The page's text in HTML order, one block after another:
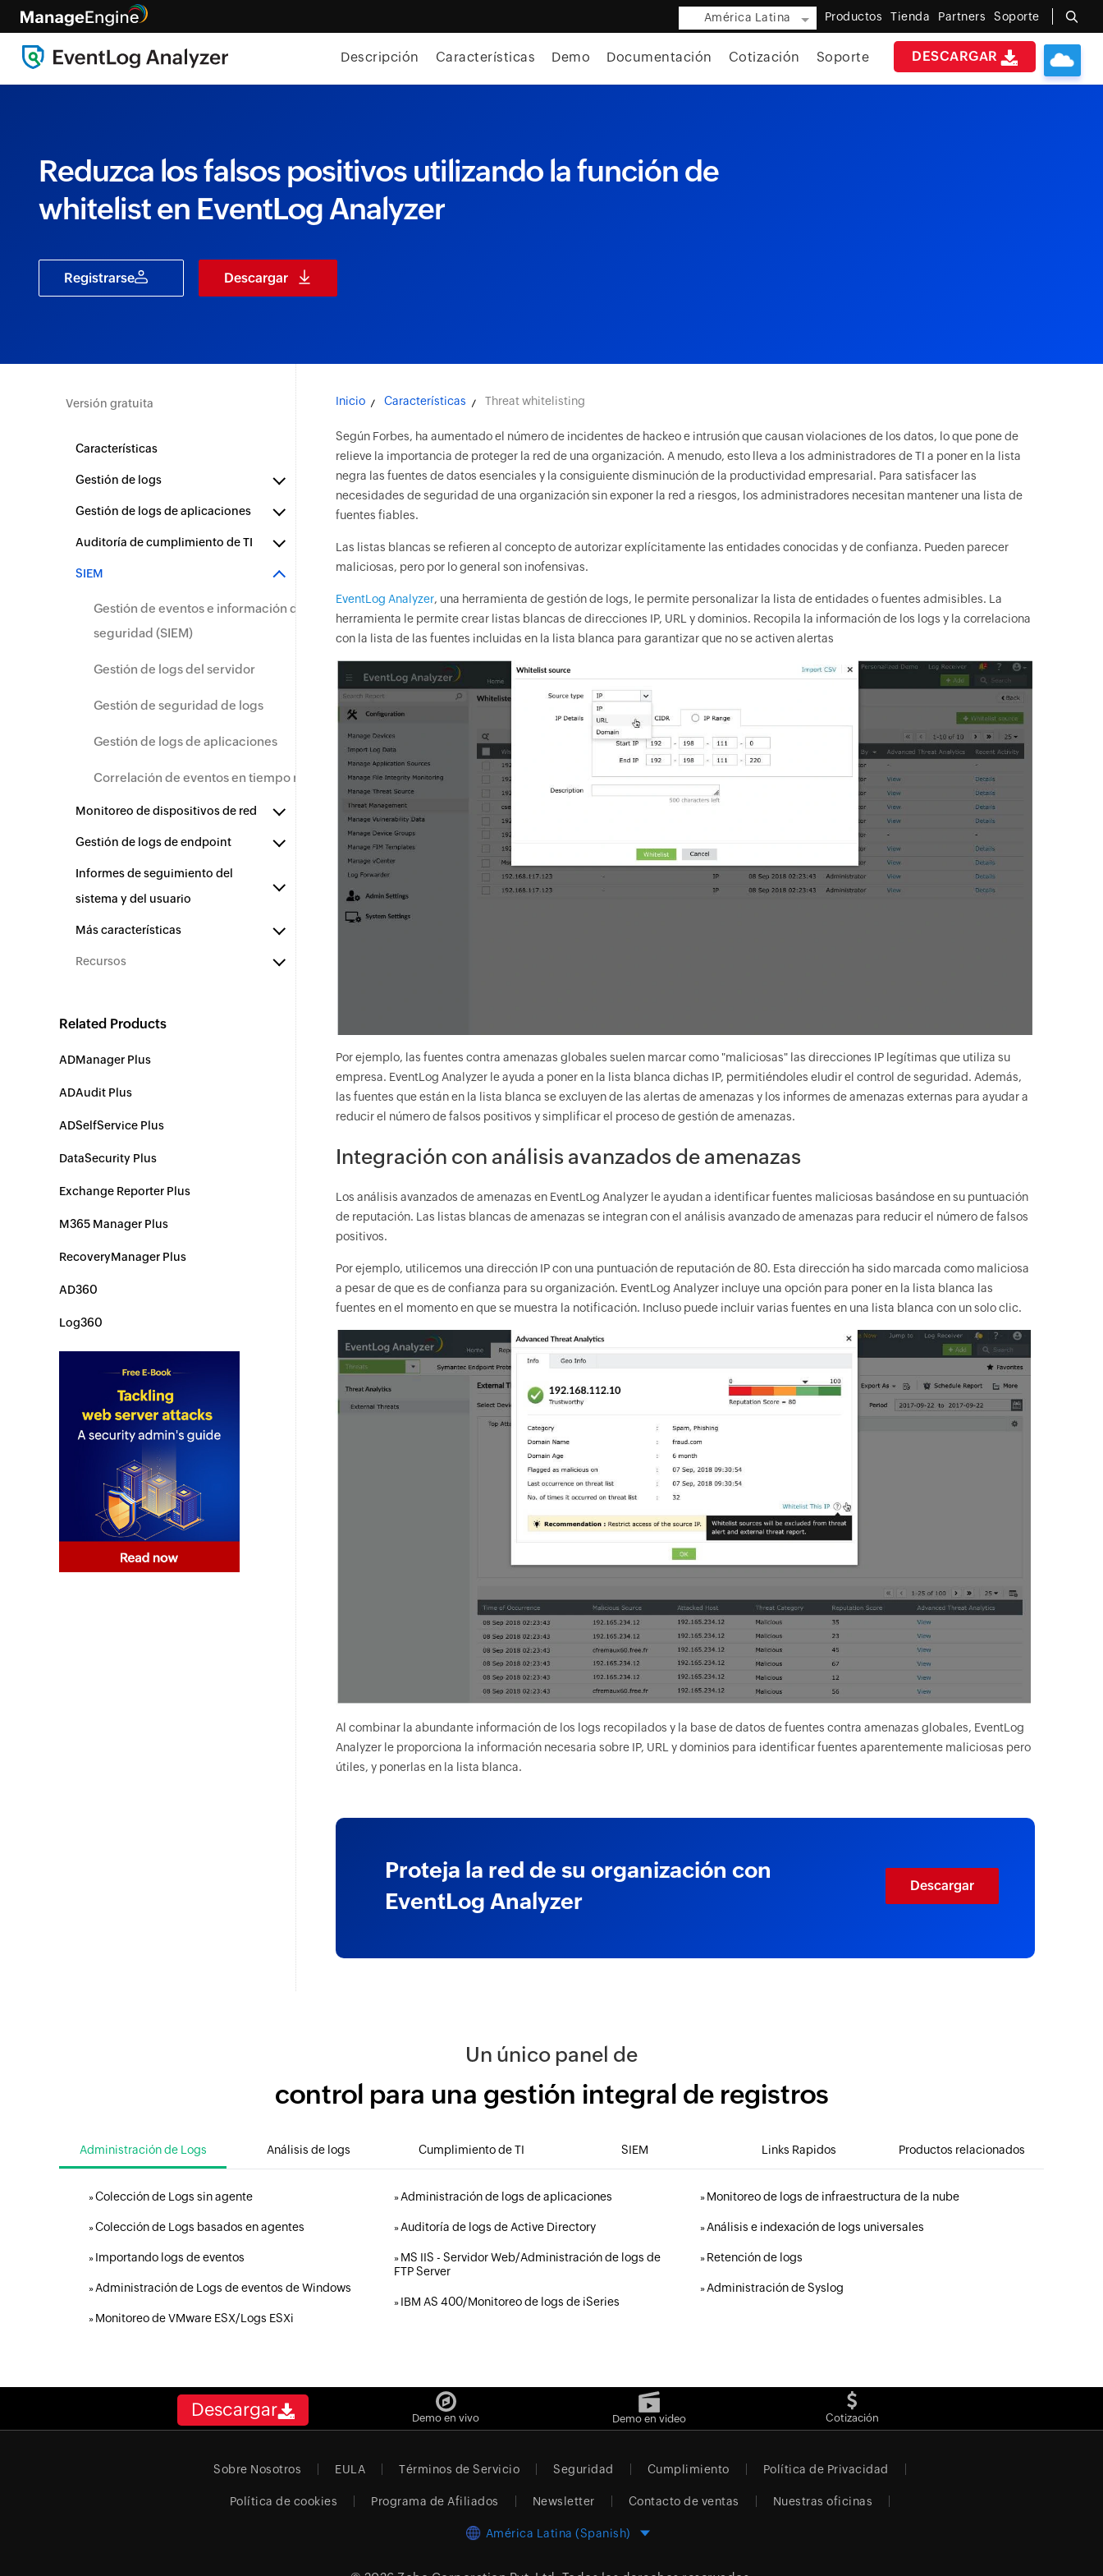
América Latina Productos Tienda Partners Soporte
DESCARGAR
Descripción Características Demo Documentación Cotización Soporte
Reduzca los falsos positivos utilizando la función de
whitelist en EventLog Analyzer
Registrarse Descargar
Versión gratuita
Características
Gestión de logs
Gestión de logs de aplicaciones
Auditoría de cumplimiento de TI
SIEM
Gestión de eventos e información de
seguridad (SIEM)
Gestión de logs del servidor
Gestión de seguridad de logs
Gestión de logs de aplicaciones
Correlación de eventos en tiempo real
Monitoreo de dispositivos de red
Gestión de logs de endpoint
Informes de seguimiento del
sistema y del usuario
Más características
Recursos
Related Products
ADManager Plus
ADAudit Plus
ADSelfService Plus
DataSecurity Plus
Exchange Reporter Plus
M365 Manager Plus
RecoveryManager Plus
AD360
Log360
Inicio Características Threat whitelisting
Según Forbes, ha aumentado el número de incidentes de hackeo e intrusión que causan violaciones de los datos, lo que pone de
relieve la importancia de proteger la red de una organización. A menudo, esto lleva a los administradores de TI a poner en la lista
negra las fuentes de datos esenciales y la consiguiente disminución de la productividad empresarial. Para satisfacer las
necesidades de seguridad de una organización sin exponer la red a riesgos, los administradores necesitan mantener una lista de
fuentes fiables.
Las listas blancas se refieren al concepto de autorizar explícitamente las entidades conocidas y de confianza. Pueden parecer
maliciosas, pero por lo general son inofensivas.
EventLog Analyzer, una herramienta de gestión de logs, le permite personalizar la lista de entidades o fuentes admisibles. La
herramienta le permite crear listas blancas de direcciones IP, URL y dominios. Recopila la información de los logs y la correlaciona
con la lista de las fuentes incluidas en la lista blanca para garantizar que no se activen alertas
Por ejemplo, las fuentes contra amenazas globales suelen marcar como "maliciosas" las direcciones IP legítimas que utiliza su
empresa. EventLog Analyzer le ayuda a poner en la lista blanca dichas IP, permitiéndoles eludir el control de seguridad. Además,
las fuentes que están en la lista blanca se excluyen de las alertas de amenazas y los informes de amenazas externas para ayudar a
reducir el número de falsos positivos y simplificar el proceso de gestión de amenazas.
Integración con análisis avanzados de amenazas
Los análisis avanzados de amenazas en EventLog Analyzer le ayudan a identificar fuentes maliciosas basándose en su puntuación
de reputación. Las listas blancas de amenazas se integran con el análisis avanzado de amenazas para reducir el número de falsos
positivos.
Por ejemplo, utilicemos una dirección IP con una puntuación de reputación de 80. Esta dirección ha sido marcada como maliciosa
a pesar de que es de confianza para su organización. EventLog Analyzer incluye una opción para poner en la lista blanca las
fuentes en el momento en que se muestra la notificación. Incluso puede incluir varias fuentes en una lista blanca con un solo clic.
Al combinar la abundante información de los logs recopilados y la base de datos de fuentes contra amenazas globales, EventLog
Analyzer le proporciona la información necesaria sobre IP, URL y dominios para identificar fuentes aparentemente maliciosas pero
útiles, y ponerlas en la lista blanca.
Proteja la red de su organización con
EventLog Analyzer
Descargar
Un único panel de
control para una gestión integral de registros
Administración de Logs Análisis de logs Cumplimiento de TI SIEM Links Rapidos Productos relacionados
»Colección de Logs sin agente
»Colección de Logs basados en agentes
» Importando logs de eventos
»Administración de Logs de eventos de Windows
» Monitoreo de VMware ESX/Logs ESXi
»Administración de logs de aplicaciones
»Auditoría de logs de Active Directory
» MS IIS - Servidor Web/Administración de logs de
FTP Server
» IBM AS 400/Monitoreo de logs de iSeries
» Monitoreo de logs de infraestructura de la nube
»Análisis e indexación de logs universales
» Retención de logs
»Administración de Syslog
Descargar Demo en vivo Demo en video Cotización
Sobre Nosotros EULA Términos de Servicio Seguridad Cumplimiento Política de Privacidad
Política de cookies Programa de Afiliados Newsletter Contacto de ventas Nuestras oficinas
América Latina (Spanish)